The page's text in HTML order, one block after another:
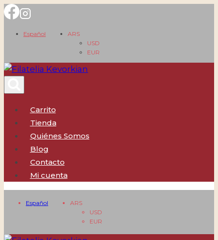
Saltar
contenido
Español
ARS
USD
EUR
Carrito
Tienda
Quiénes Somos
Blog
Contacto
Mi cuenta
Español
ARS
USD
EUR